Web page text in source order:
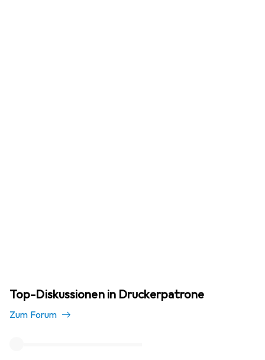
Top-Diskussionen in Druckerpatrone
Zum Forum